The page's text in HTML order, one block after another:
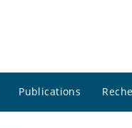
Publications